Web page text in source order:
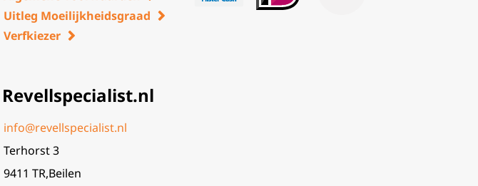
Uitleg Moeilijkheidsgraad
Verfkiezer
Revellspecialist.nl
info@revellspecialist.nl
Terhorst 3
9411 TR,Beilen